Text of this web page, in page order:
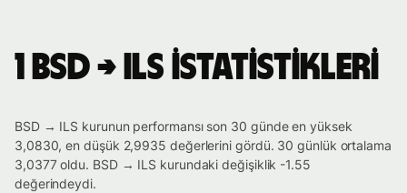
1 BSD → ILS istatistikleri
BSD → ILS kurunun performansı son 30 günde en yüksek
3,0830, en düşük 2,9935 değerlerini gördü. 30 günlük ortalama
3,0377 oldu. BSD → ILS kurundaki değişiklik -1.55
değerindeydi.